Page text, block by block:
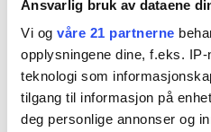
Ansvarlig bruk av dataene
Vi og våre 21 partnerne
opplysningene dine, f.eks.
teknologi som
tilgang til informasjon på
deg personlige annonser og
Nå:4stillingsannonser